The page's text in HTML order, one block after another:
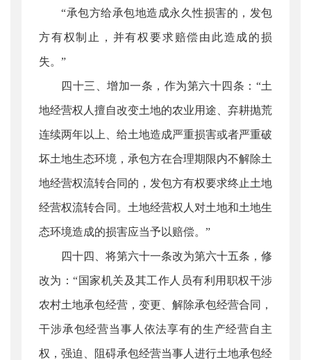
“承包方给承包地造成永久性损害的，发包
方有权制止，并有权要求赔偿由此造成的损
失。”
四十三、增加一条，作为第六十四条：“土
地经营权人擅自改变土地的农业用途、弃耕抛荒
连续两年以上、给土地造成严重损害或者严重破
坏土地生态环境，承包方在合理期限内不解除土
地经营权流转合同的，发包方有权要求终止土地
经营权流转合同。土地经营权人对土地和土地生
态环境造成的损害应当予以赔偿。”
四十四、将第六十一条改为第六十五条，修
改为：“国家机关及其工作人员有利用职权干涉
农村土地承包经营，变更、解除承包经营合同，
干涉承包经营当事人依法享有的生产经营自主
权，强迫、阻碍承包经营当事人进行土地承包经